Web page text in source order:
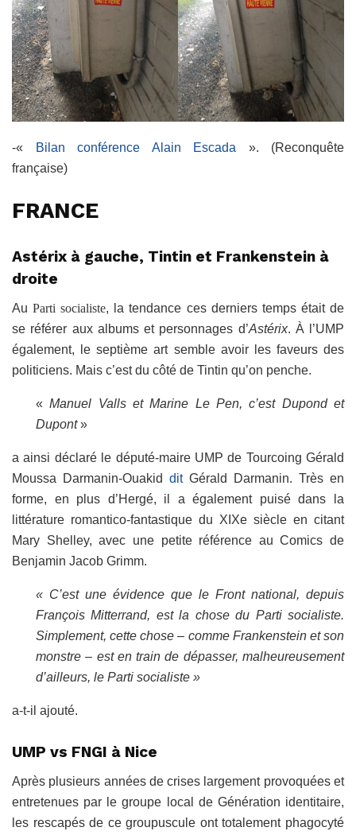
-« Bilan conférence Alain Escada ». (Reconquête
française)
FRANCE
Astérix à gauche, Tintin et Frankenstein à
droite
AuParti socialiste, la tendance ces derniers temps était de
se référer aux albums et personnages d’Astérix. À l’UMP
également, le septième art semble avoir les faveurs des
politiciens. Mais c’est du côté de Tintin qu’on penche.
« Manuel Valls et Marine Le Pen, c’est Dupond et
Dupont»
a ainsi déclaré le député-maire UMP de Tourcoing Gérald
Moussa Darmanin-Ouakid ditGérald Darmanin. Très en
forme, en plus d’Hergé, il a également puisé dans la
littérature romantico-fantastique du XIXe siècle en citant
Mary Shelley, avec une petite référence au Comics de
Benjamin Jacob Grimm.
« C’est une évidence que le Front national, depuis
François Mitterrand, est la chose du Parti socialiste.
Simplement, cette chose – comme Frankenstein et son
monstre – est en train de dépasser, malheureusement
d’ailleurs, le Parti socialiste »
a-t-il ajouté.
UMP vs FNGI à Nice
Après plusieurs années de crises largement provoquées et
entretenues par le groupe local de Génération identitaire,
les rescapés de ce groupuscule ont totalement phagocyté